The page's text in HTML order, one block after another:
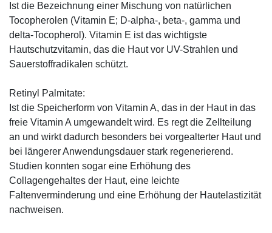
Ist die Bezeichnung einer Mischung von natürlichen
Tocopherolen (Vitamin E; D-alpha-, beta-, gamma und
delta-Tocopherol). Vitamin E ist das wichtigste
Hautschutzvitamin, das die Haut vor UV-Strahlen und
Sauerstoffradikalen schützt.
Retinyl Palmitate:
Ist die Speicherform von Vitamin A, das in der Haut in das
freie Vitamin A umgewandelt wird. Es regt die Zellteilung
an und wirkt dadurch besonders bei vorgealterter Haut und
bei längerer Anwendungsdauer stark regenerierend.
Studien konnten sogar eine Erhöhung des
Collagengehaltes der Haut, eine leichte
Faltenverminderung und eine Erhöhung der Hautelastizität
nachweisen.